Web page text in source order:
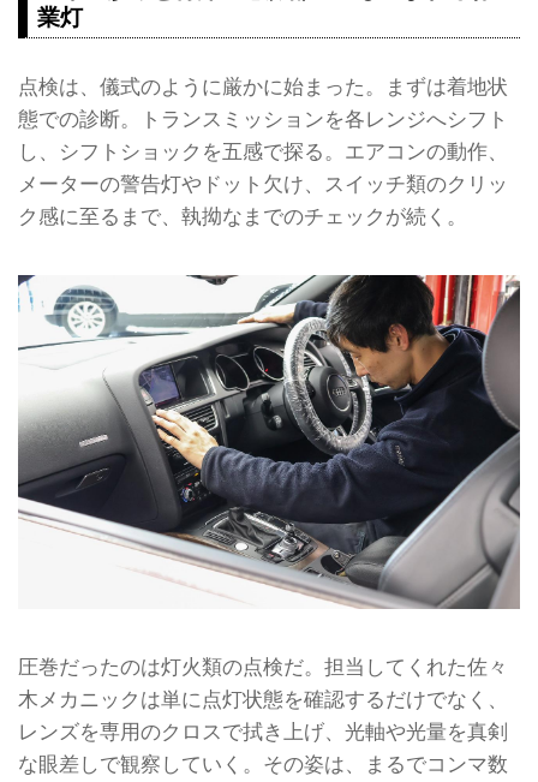
業灯
点検は、儀式のように厳かに始まった。まずは着地状
態での診断。トランスミッションを各レンジへシフト
し、シフトショックを五感で探る。エアコンの動作、
メーターの警告灯やドット欠け、スイッチ類のクリッ
ク感に至るまで、執拗なまでのチェックが続く。
圧巻だったのは灯火類の点検だ。担当してくれた佐々
木メカニックは単に点灯状態を確認するだけでなく、
レンズを専用のクロスで拭き上げ、光軸や光量を真剣
な眼差しで観察していく。その姿は、まるでコンマ数